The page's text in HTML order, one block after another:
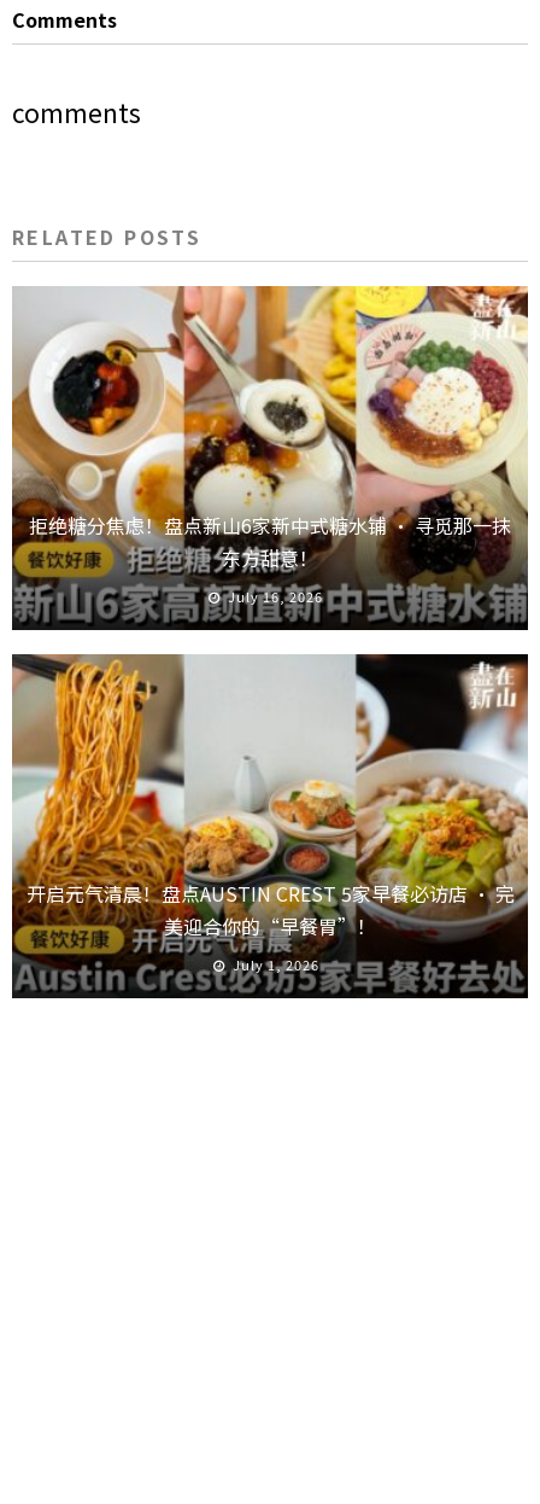
Comments
comments
RELATED POSTS
拒绝糖分焦虑！盘点新山6家新中式糖水铺 · 寻觅那一抹
东方甜意！
July 16, 2026
开启元气清晨！盘点AUSTIN CREST 5家早餐必访店 · 完
美迎合你的“早餐胃”！
July 1, 2026